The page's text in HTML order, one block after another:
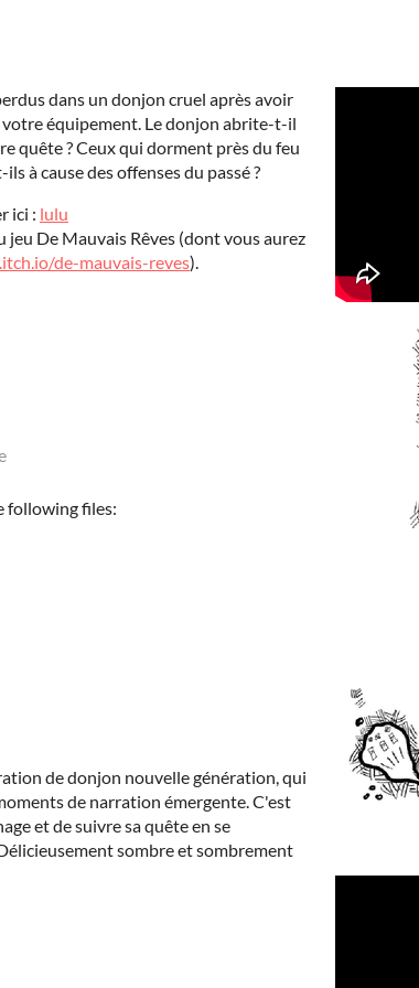
dans un donjon cruel après avoir
équipement. Le donjon abrite-t-il
quête ? Ceux qui dorment près du feu
à cause des offenses du passé ?
ici : lulu
jeu De Mauvais Rêves (dont vous aurez
de-mauvais-reves).
following files:
de donjon nouvelle génération, qui
de narration émergente. C'est
et de suivre sa quête en se
sombre et sombrement